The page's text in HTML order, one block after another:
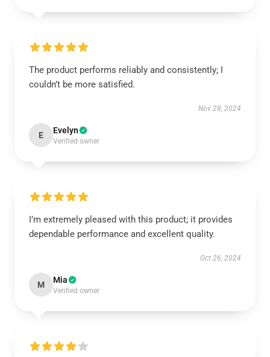
The product performs reliably and consistently; I
couldn’t be more satisfied.
Nov 28, 2024
E Evelyn
Verified owner
I’m extremely pleased with this product; it provides
dependable performance and excellent quality.
Oct 26, 2024
M Mia
Verified owner